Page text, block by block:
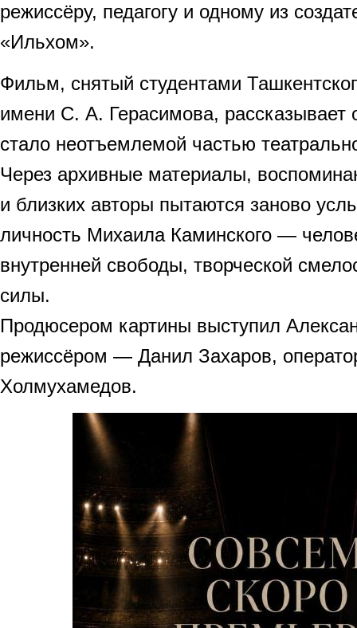
режиссёру, педагогу и одному из
«Ильхом».
Фильм, снятый студентами
имени С. А. Герасимова, рассказывает
стало неотъемлемой частью
Через архивные материалы,
и близких авторы пытаются заново
личность Михаила Каминского —
внутренней свободы, творческой
силы.
Продюсером картины выступил
режиссёром — Данил Захаров,
Холмухамедов.